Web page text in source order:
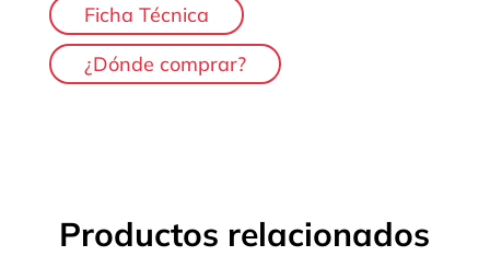
Ficha Técnica
¿Dónde comprar?
Productos relacionados